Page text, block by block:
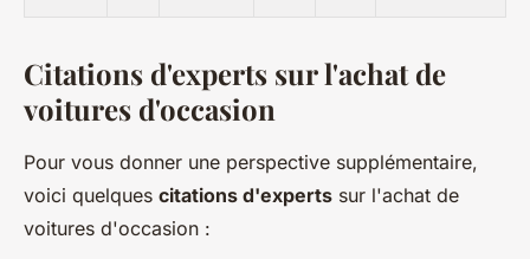
Citations d'experts sur l'achat de
voitures d'occasion
Pour vous donner une perspective supplémentaire,
voici quelques citations d'experts sur l'achat de
voitures d'occasion :